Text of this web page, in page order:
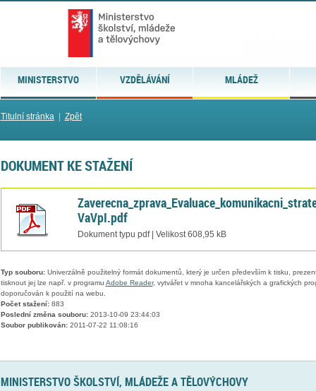
MINISTERSTVO VZDĚLÁVÁNÍ MLÁDEŽ
Titulní stránka| Zpět
DOKUMENT KE STAŽENÍ
VaVpI.pdf
Dokument typu pdf | Velikost 608,95 kB
Typ souboru:Univerzálně použitelný formát dokumentů, který je určen především k tisku,
tisknout jej lze např. v programu Adobe Reader, vytvářet v mnoha kancelářských a grafických
doporučován k použití na webu.
Počet stažení:883
Poslední změna souboru:2013-10-09 23:44:03
Soubor publikován:2011-07-22 11:08:16
MINISTERSTVO ŠKOLSTVÍ, MLÁDEŽE A TĚLOVÝCHOVY